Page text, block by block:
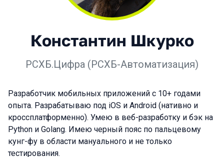
Константин Шкурко
РСХБ.Цифра (РСХБ-Автоматизация)
Разработчик мобильных приложений с 10+ годами
опыта. Разрабатываю под iOS и Android (нативно и
кроссплатформенно). Умею в веб-разработку и бэк на
Python и Golang. Имею черный пояс по пальцевому
кунг-фу в области мануального и не только
тестирования.